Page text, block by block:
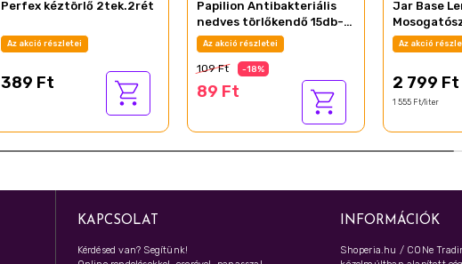
Perfex kéztörlő 2tek.2rét
Az akció részletei
389 Ft
Papilion Antibakteriális
nedves törlőkendő 15db-
osAz akció részletei
109 Ft -18%
89 Ft
Jar Base
El A
Az akció
2 799 Ft
1 555 Ft/liter
KAPCSOLAT
Kérdésed van? Segítünk!
INFORMÁCIÓK
Shoperia.hu / CONe